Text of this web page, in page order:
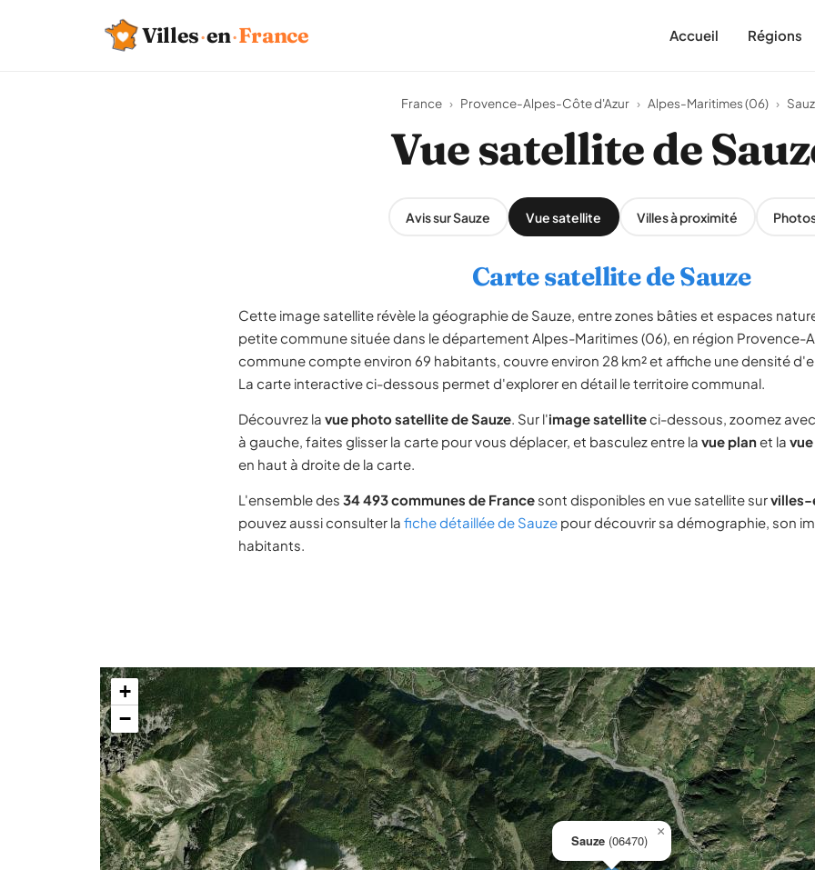
Villes·en·France Accueil Régions
France › Provence-Alpes-Côte d'Azur › Alpes-Maritimes (06) ›
Vue satellite de
Avis sur Sauze Vue satellite Villes à proximité
Carte satellite de Sauze
Cette image satellite révèle la géographie de Sauze, entre zones bâties et espaces
petite commune située dans le département Alpes-Maritimes (06), en région Provence-
commune compte environ 69 habitants, couvre environ 28 km² et affiche une densité
La carte interactive ci-dessous permet d'explorer en détail le territoire communal.
Découvrez la vue photo satellite de Sauze. Sur l'image satelliteci-dessous, zoomez
à gauche, faites glisser la carte pour vous déplacer, et basculez entre la vue planet la
en haut à droite de la carte.
L'ensemble des 34 493 communes de France sont disponibles en vue satellite sur
pouvez aussi consulter la fiche détaillée de Sauze pour découvrir sa démographie, son
habitants.
Sauze (06470)
×
+
−